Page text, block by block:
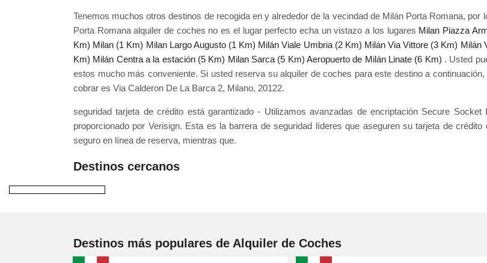
Tenemos muchos otros destinos de recogida en y alrededor de la vecindad de Milán Porta Romana, por
Porta Romana alquiler de coches no es el lugar perfecto echa un vistazo a los lugares Milan Piazza
Km) Milan (1 Km) Milan Largo Augusto (1 Km) Milán Viale Umbria (2 Km) Milán Via Vittore (3 Km) Milán
Km) Milán Centra a la estación (5 Km) Milan Sarca (5 Km) Aeropuerto de Milán Linate (6 Km) . Usted
estos mucho más conveniente. Si usted reserva su alquiler de coches para este destino a continuación,
cobrar es Via Calderon De La Barca 2, Milano, 20122.
seguridad tarjeta de crédito está garantizado - Utilizamos avanzadas de encriptación Secure Socket
proporcionado por Verisign. Esta es la barrera de seguridad líderes que aseguren su tarjeta de crédito
seguro en línea de reserva, mientras que.
Destinos cercanos
Destinos más populares de Alquiler de Coches